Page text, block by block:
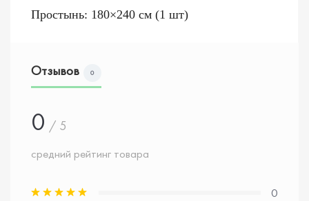
Простынь: 180×240 см (1 шт)
Отзывов 0
0 / 5
средний рейтинг товара
0